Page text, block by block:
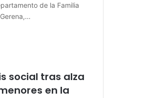
de la Familia
social tras alza
en la